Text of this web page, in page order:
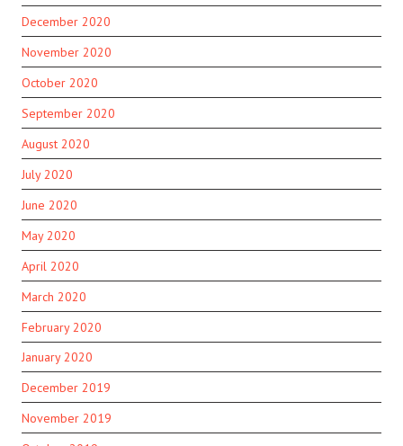
December 2020
November 2020
October 2020
September 2020
August 2020
July 2020
June 2020
May 2020
April 2020
March 2020
February 2020
January 2020
December 2019
November 2019